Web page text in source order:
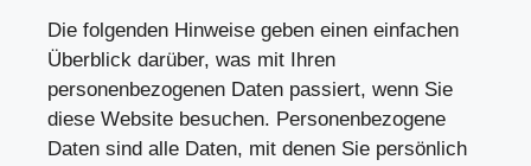
Die folgenden Hinweise geben einen einfachen
Überblick darüber, was mit Ihren
personenbezogenen Daten passiert, wenn Sie
diese Website besuchen. Personenbezogene
Daten sind alle Daten, mit denen Sie persönlich